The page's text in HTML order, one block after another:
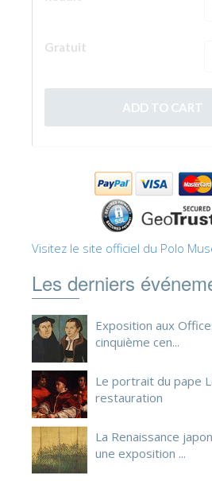
DEUTSCH
Visitez le site officiel du Polo
Les derniers
Exposition aux
cinquième cen...
Le portrait du pape
restauration
La Renaissance
une exposition ...